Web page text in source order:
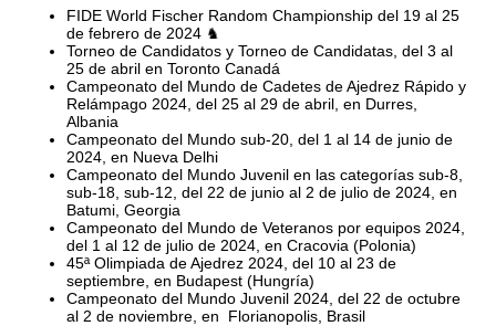
FIDE World Fischer Random Championship del 19 al 25
de febrero de 2024 ♞
Torneo de Candidatos y Torneo de Candidatas, del 3 al
25 de abril en Toronto Canadá
Campeonato del Mundo de Cadetes de Ajedrez Rápido y
Relámpago 2024, del 25 al 29 de abril, en Durres,
Albania
Campeonato del Mundo sub-20, del 1 al 14 de junio de
2024, en Nueva Delhi
Campeonato del Mundo Juvenil en las categorías sub-8,
sub-18, sub-12, del 22 de junio al 2 de julio de 2024, en
Batumi, Georgia
Campeonato del Mundo de Veteranos por equipos 2024,
del 1 al 12 de julio de 2024, en Cracovia (Polonia)
45ª Olimpiada de Ajedrez 2024, del 10 al 23 de
septiembre, en Budapest (Hungría)
Campeonato del Mundo Juvenil 2024, del 22 de octubre
al 2 de noviembre, en Florianopolis, Brasil